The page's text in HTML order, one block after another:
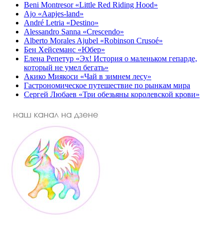
Beni Montresor «Little Red Riding Hood»
Ajo «Aapjes-land»
André Letria «Destino»
Alessandro Sanna «Crescendo»
Alberto Morales Ajubel «Robinson Crusoé»
Бен Хейсеманс «Юбер»
Елена Репетур «Эх! История о маленьком гепарде,
который не умел бегать»
Акико Миякоси «Чай в зимнем лесу»
Гастрономическое путешествие по рынкам мира
Сергей Любаев «Три обезьяны королевской крови»